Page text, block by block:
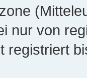
nur von
registriert